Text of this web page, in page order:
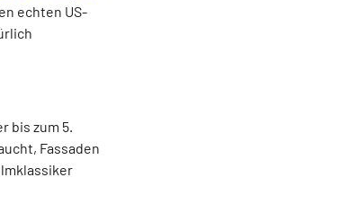
echten US-
bis zum 5.
Fassaden